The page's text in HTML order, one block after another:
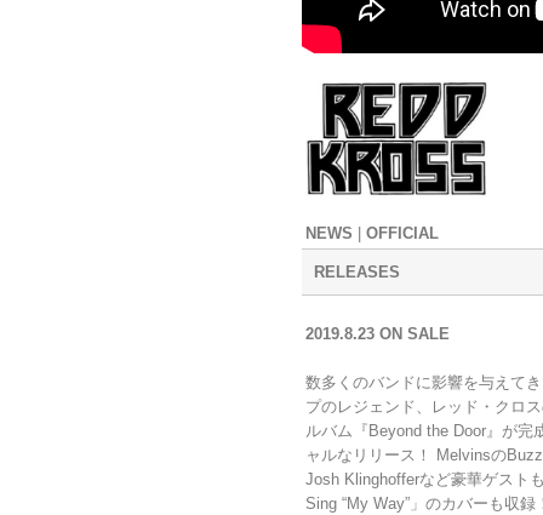
NEWS | OFFICIAL
RELEASES
2019.8.23 ON SALE
数多くのバンドに影響を与えて
プのレジェンド、レッド・クロ
ルバム『Beyond the Door』が完
ャルなリリース！ Melvinsの
Josh Klinghofferなど豪華ゲスト
Sing “My Way”」のカバーも収録